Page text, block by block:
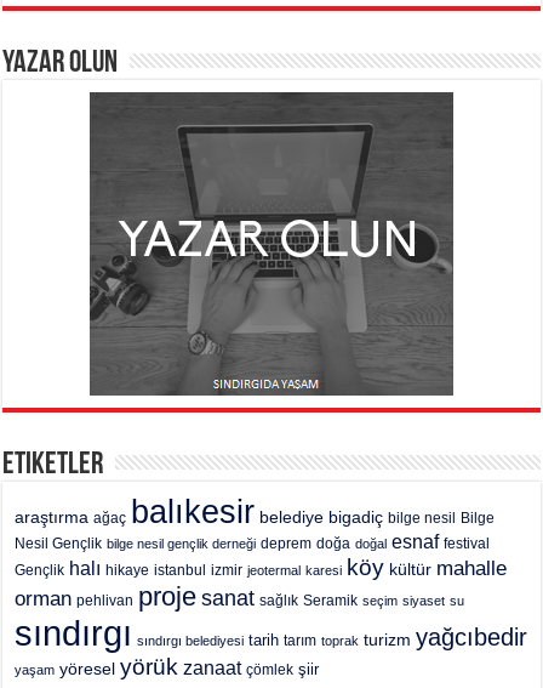
Yazar Olun
Etiketler
araştırma ağaç balıkesir belediye bigadiç bilge nesil
Bilge
Nesil Gençlik bilge nesil gençlik derneği deprem doğa doğal esnaf festival
Gençlik halı hikaye istanbul izmir jeotermal karesi köy kültür mahalle
orman pehlivan proje sanat sağlık Seramik seçim siyaset su
sındırgı sındırgı belediyesi tarih tarım toprak turizm yağcıbedir
yaşam yöresel yörük zanaat çömlek şiir